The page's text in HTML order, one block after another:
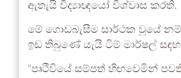
ඇතැයි විද්‍යාඥයෝ විශ්වාස කරති.
මේ ගොඩබැසීම සාර්ථක වූයේ
ඉඩ තිබුණේ යැයි ටිම් මාර්ෂල්
“පෘථිවියේ සම්පත් හිඟවෙමින්